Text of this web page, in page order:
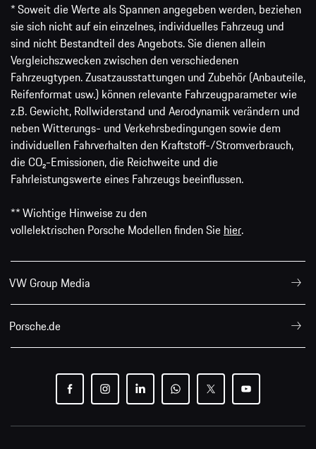
* Soweit die Werte als Spannen angegeben werden, beziehen
sie sich nicht auf ein einzelnes, individuelles Fahrzeug und
sind nicht Bestandteil des Angebots. Sie dienen allein
Vergleichszwecken zwischen den verschiedenen
Fahrzeugtypen. Zusatzausstattungen und Zubehör (Anbauteile,
Reifenformat usw.) können relevante Fahrzeugparameter wie
z.B. Gewicht, Rollwiderstand und Aerodynamik verändern und
neben Witterungs- und Verkehrsbedingungen sowie dem
individuellen Fahrverhalten den Kraftstoff-/Stromverbrauch,
die CO₂-Emissionen, die Reichweite und die
Fahrleistungswerte eines Fahrzeugs beeinflussen.
** Wichtige Hinweise zu den
vollelektrischen Porsche Modellen finden Sie hier.
VW Group Media
Porsche.de